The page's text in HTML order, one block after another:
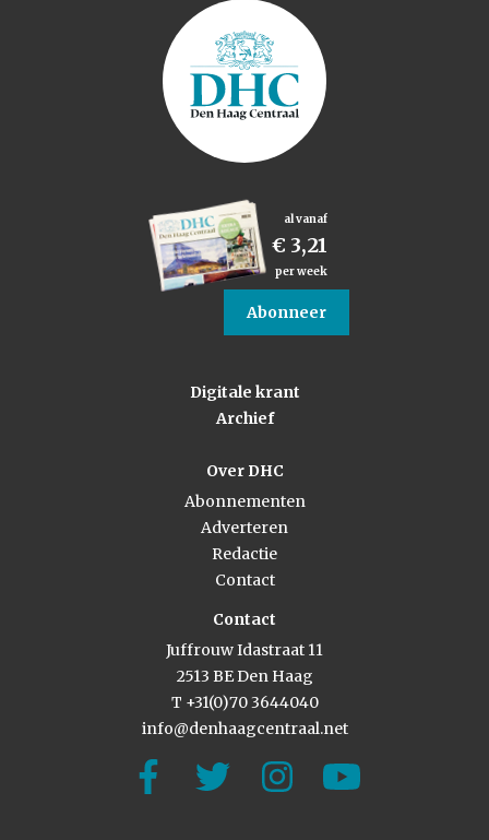
al vanaf
€ 3,21
per week
Abonneer
Digitale krant
Archief
Over DHC
Abonnementen
Adverteren
Redactie
Contact
Contact
Juffrouw Idastraat 11
2513 BE Den Haag
T +31(0)70 3644040
info@denhaagcentraal.net